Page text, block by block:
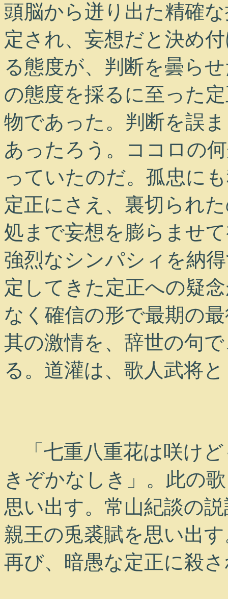
頭脳から迸り出た精確
定され、妄想だと決め
る態度が、判断を曇ら
の態度を採るに至った
物であった。判断を誤
あったろう。ココロの
っていたのだ。孤忠に
定正にさえ、裏切られ
処まで妄想を膨らませ
強烈なシンパシィを納
定してきた定正への疑
なく確信の形で最期の
其の激情を、辞世の句
る。道灌は、歌人武将
「七重八重花は咲け
きぞかなしき」。此の
思い出す。常山紀談の
親王の兎裘賦を思い出
再び、暗愚な定正に殺